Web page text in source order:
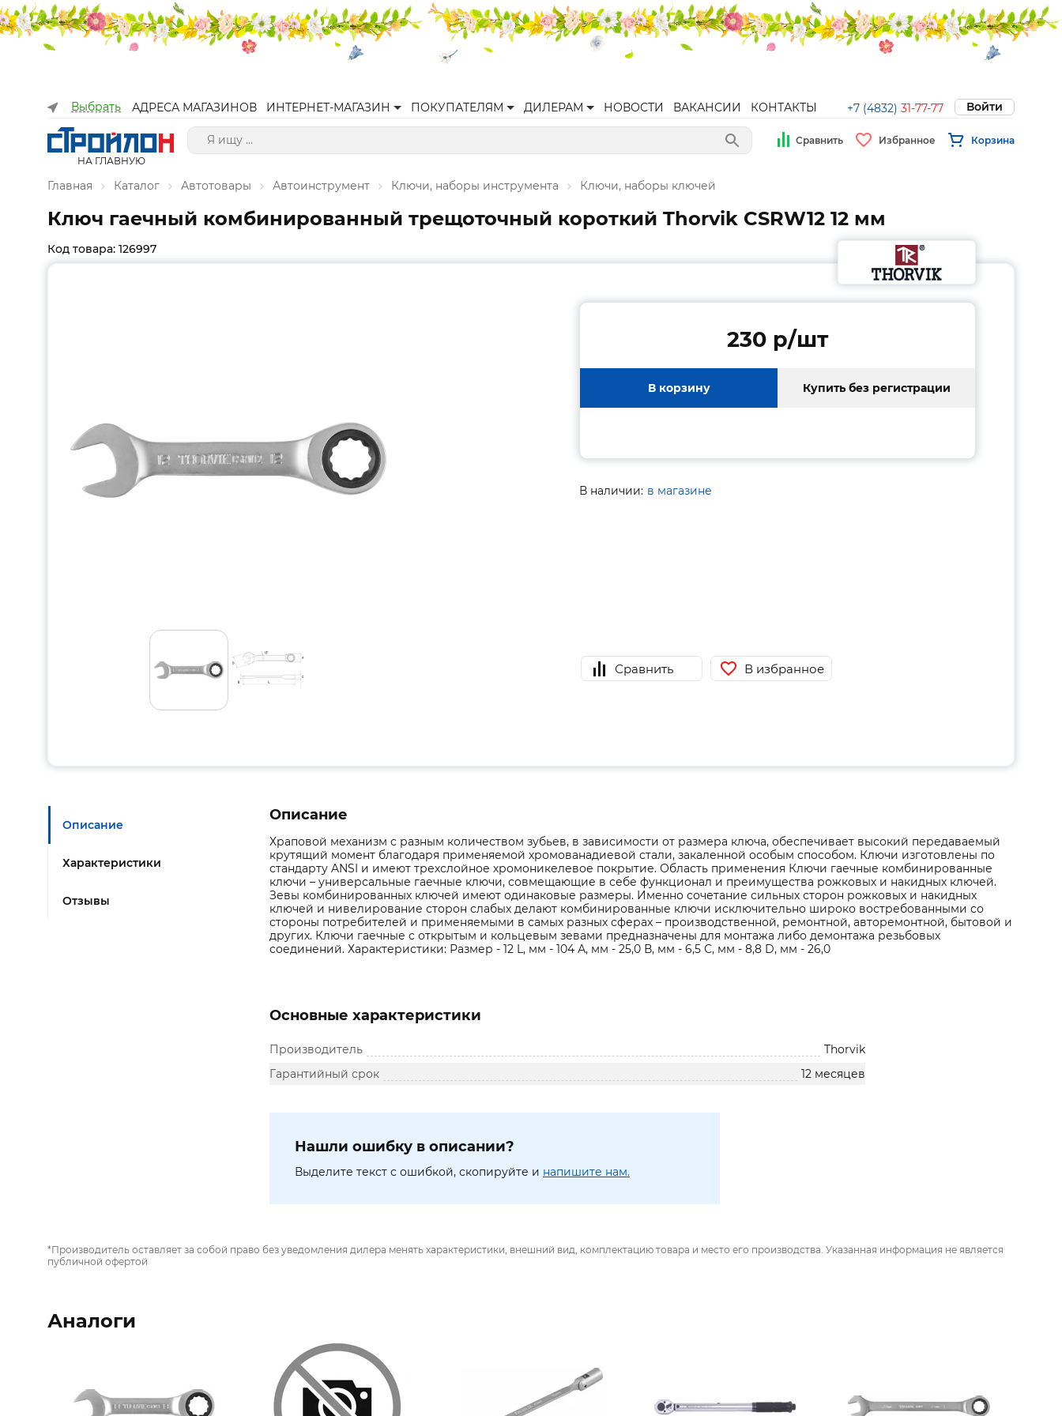
Выбрать АДРЕСА МАГАЗИНОВ ИНТЕРНЕТ-МАГАЗИН ПОКУПАТЕЛЯМ ДИЛЕРАМ НОВОСТИ ВАКАНСИИ КОНТАКТЫ +7 (4832) 31-77-77 Войти
НА ГЛАВНУЮ
Сравнить Избранное Корзина
Главная Каталог Автотовары Автоинструмент Ключи, наборы инструмента Ключи, наборы ключей
Ключ гаечный комбинированный трещоточный короткий Thorvik CSRW12 12 мм
Код товара: 126997
230 p/шт
В корзину Купить без регистрации
В наличии: в магазине
Сравнить В избранное
Описание
Характеристики
Отзывы
Описание
Храповой механизм с разным количеством зубьев, в зависимости от размера ключа, обеспечивает высокий передаваемый
крутящий момент благодаря применяемой хромованадиевой стали, закаленной особым способом. Ключи изготовлены по
стандарту ANSI и имеют трехслойное хромоникелевое покрытие. Область применения Ключи гаечные комбинированные
ключи – универсальные гаечные ключи, совмещающие в себе функционал и преимущества рожковых и накидных ключей.
Зевы комбинированных ключей имеют одинаковые размеры. Именно сочетание сильных сторон рожковых и накидных
ключей и нивелирование сторон слабых делают комбинированные ключи исключительно широко востребованными со
стороны потребителей и применяемыми в самых разных сферах – производственной, ремонтной, авторемонтной, бытовой и
других. Ключи гаечные с открытым и кольцевым зевами предназначены для монтажа либо демонтажа резьбовых
соединений. Характеристики: Размер - 12 L, мм - 104 А, мм - 25,0 В, мм - 6,5 С, мм - 8,8 D, мм - 26,0
Основные характеристики
Производитель
Thorvik
Гарантийный срок
12 месяцев
Нашли ошибку в описании?
Выделите текст с ошибкой, скопируйте и напишите нам.
*Производитель оставляет за собой право без уведомления дилера менять характеристики, внешний вид, комплектацию товара и место его производства. Указанная информация не является
публичной офертой
Аналоги